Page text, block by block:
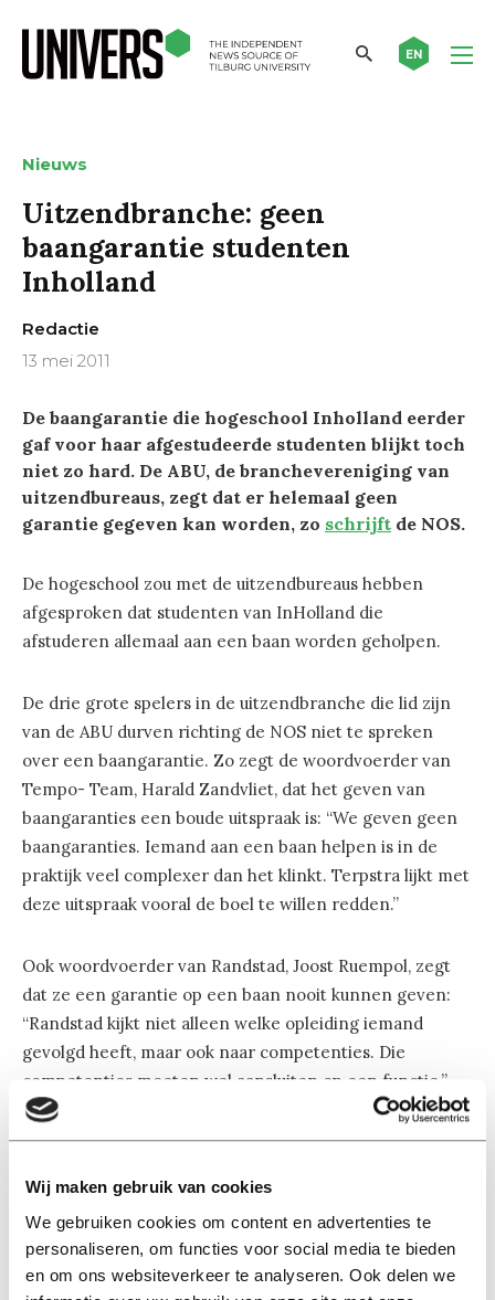
Wij maken gebruik van cookies
We gebruiken cookies om content en advertenties te
personaliseren, om functies voor social media te bieden
en om ons websiteverkeer te analyseren. Ook delen we
EN
Nieuws
Uitzendbranche: geen
baangarantie studenten
Inholland
Redactie
13 mei 2011
De baangarantie die hogeschool Inholland eerder
gaf voor haar afgestudeerde studenten blijkt toch
niet zo hard. De ABU, de branchevereniging van
uitzendbureaus, zegt dat er helemaal geen
garantie gegeven kan worden, zo schrijft de NOS.
De hogeschool zou met de uitzendbureaus hebben
afgesproken dat studenten van InHolland die
afstuderen allemaal aan een baan worden geholpen.
De drie grote spelers in de uitzendbranche die lid zijn
van de ABU durven richting de NOS niet te spreken
over een baangarantie. Zo zegt de woordvoerder van
Tempo- Team, Harald Zandvliet, dat het geven van
baangaranties een boude uitspraak is: “We geven geen
baangaranties. Iemand aan een baan helpen is in de
praktijk veel complexer dan het klinkt. Terpstra lijkt met
deze uitspraak vooral de boel te willen redden.”
Ook woordvoerder van Randstad, Joost Ruempol, zegt
dat ze een garantie op een baan nooit kunnen geven:
“Randstad kijkt niet alleen welke opleiding iemand
gevolgd heeft, maar ook naar competenties. Die
competenties moeten wel aansluiten op een functie.”
USG People benadrukt dat ze zo goed mogelijk willen
helpen bij het vinden van banen voor InHolland-
kunnen het proces alleen versnellen. Waarschijnlijk
heeft Terpstra de baangarantie niet letterlijk bedoelt,
maar uitgesproken als een intentie.”